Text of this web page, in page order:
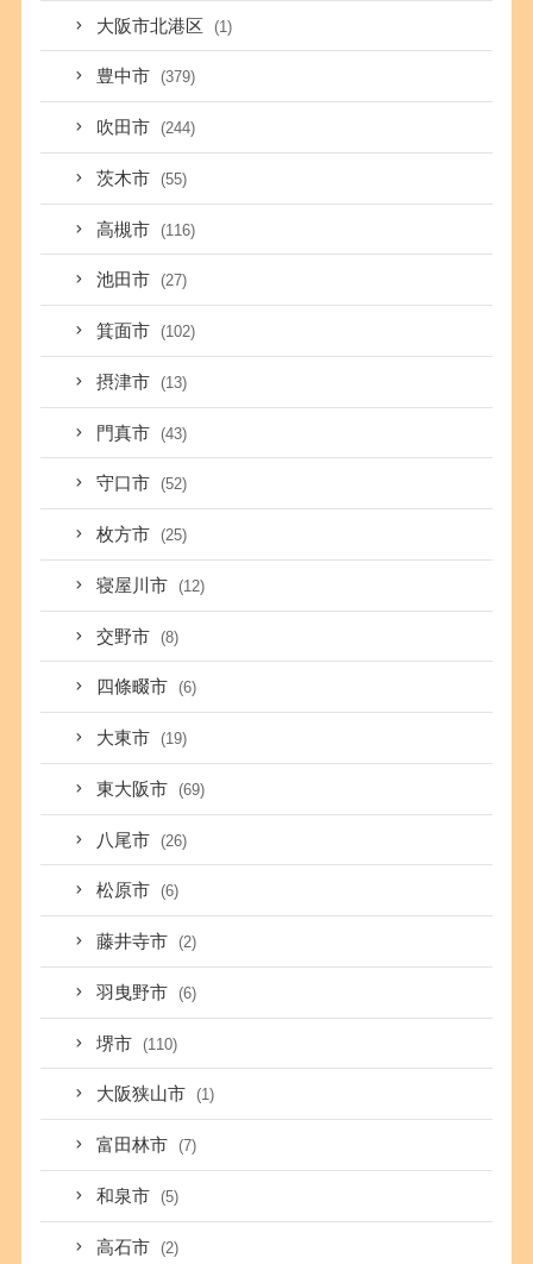
大阪市北港区 (1)
豊中市 (379)
吹田市 (244)
茨木市 (55)
高槻市 (116)
池田市 (27)
箕面市 (102)
摂津市 (13)
門真市 (43)
守口市 (52)
枚方市 (25)
寝屋川市 (12)
交野市 (8)
四條畷市 (6)
大東市 (19)
東大阪市 (69)
八尾市 (26)
松原市 (6)
藤井寺市 (2)
羽曳野市 (6)
堺市 (110)
大阪狭山市 (1)
富田林市 (7)
和泉市 (5)
高石市 (2)